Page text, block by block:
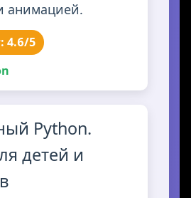
анимацией.
4.6/5
Python.
детей и